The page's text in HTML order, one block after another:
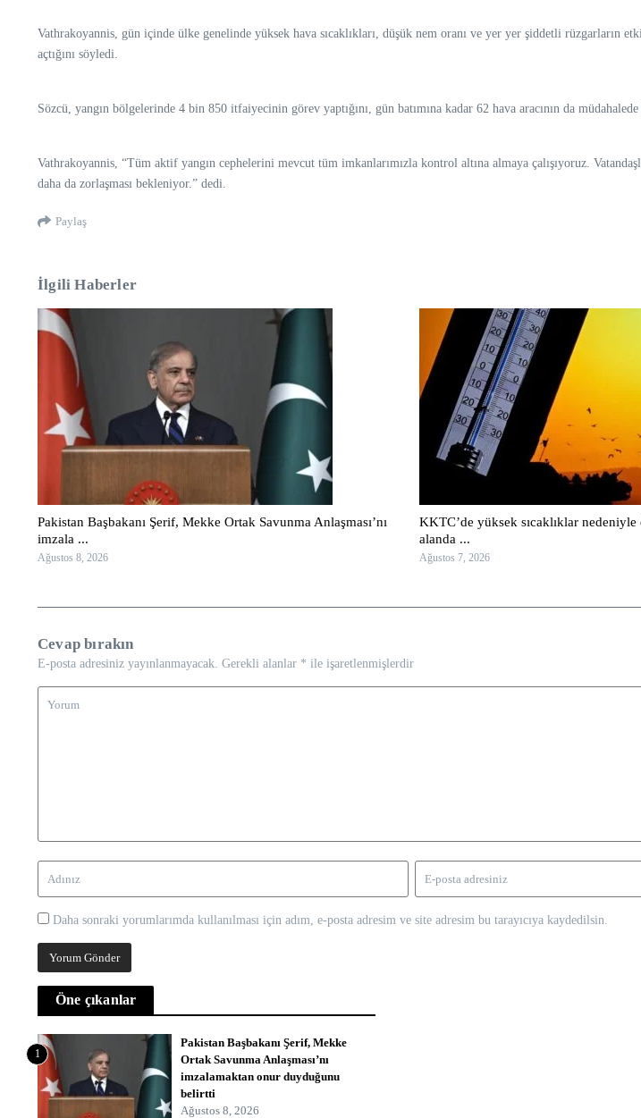
Vathrakoyannis, gün içinde ülke genelinde yüksek hava sıcaklıkları, düşük nem oranı ve yer yer şiddetli rüzgarların
açtığını söyledi.
Sözcü, yangın bölgelerinde 4 bin 850 itfaiyecinin görev yaptığını, gün batımına kadar 62 hava aracının da
Vathrakoyannis, “Tüm aktif yangın cephelerini mevcut tüm imkanlarımızla kontrol altına almaya çalışıyoruz.
daha da zorlaşması bekleniyor.” dedi.
Paylaş
İlgili Haberler
Pakistan Başbakanı Şerif, Mekke Ortak Savunma Anlaşması’nı
imzala ...
Ağustos 8, 2026
KKTC’de yüksek sıcaklıklar nedeniyle
alanda ...
Ağustos 7, 2026
Cevap bırakın
E-posta adresiniz yayınlanmayacak. Gerekli alanlar * ile işaretlenmişlerdir
Daha sonraki yorumlarımda kullanılması için adım, e-posta adresim ve site adresim bu tarayıcıya kaydedilsin.
Öne çıkanlar
1
Pakistan Başbakanı Şerif, Mekke
Ortak Savunma Anlaşması’nı
imzalamaktan onur duyduğunu
belirtti
Ağustos 8, 2026